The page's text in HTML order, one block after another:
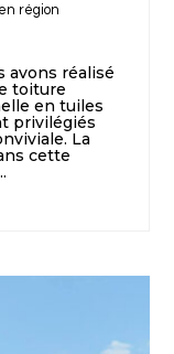
région
avons réalisé
toiture
en tuiles
privilégiés
La
cette